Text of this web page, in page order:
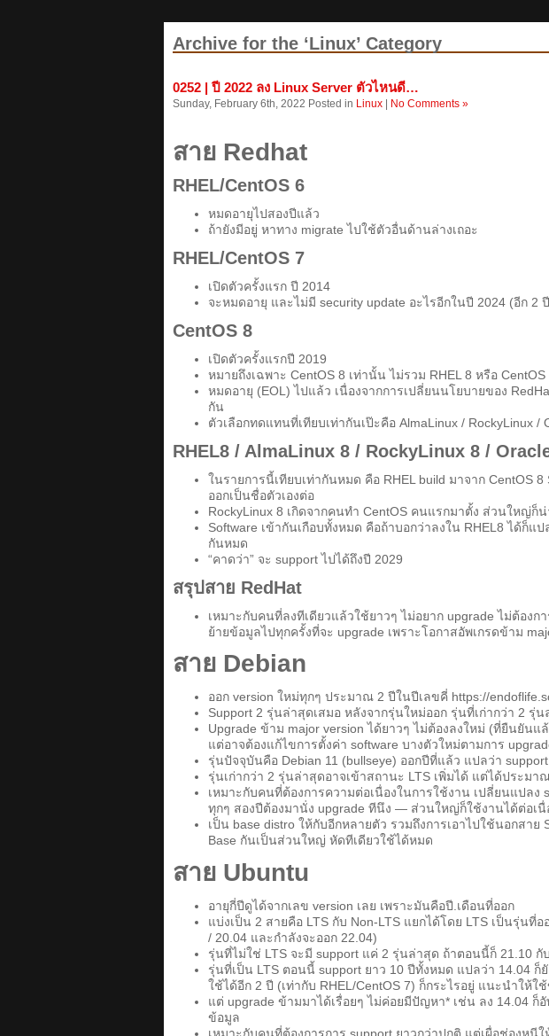
Archive for the ‘Linux’ Category
0252 | ปี 2022 ลง Linux Server ตัวไหนดี…
Sunday, February 6th, 2022 Posted in Linux | No Comments »
สาย Redhat
RHEL/CentOS 6
หมดอายุไปสองปีแล้ว
ถ้ายังมีอยู่ หาทาง migrate ไปใช้ตัวอื่นด้านล่างเถอะ
RHEL/CentOS 7
เปิดตัวครั้งแรก ปี 2014
จะหมดอายุ และไม่มี security update อะไรอีกในปี 2024 (อีก 2
CentOS 8
เปิดตัวครั้งแรกปี 2019
หมายถึงเฉพาะ CentOS 8 เท่านั้น ไม่รวม RHEL 8 หรือ CentOS
หมดอายุ (EOL) ไปแล้ว เนื่องจากการเปลี่ยนนโยบายของ
กัน
ตัวเลือกทดแทนที่เทียบเท่ากันเป๊ะคือ AlmaLinux / RockyLinux /
RHEL8 / AlmaLinux 8 / RockyLinux 8 /
ในรายการนี้เทียบเท่ากันหมด คือ RHEL build มาจาก CentOS
ออกเป็นชื่อตัวเองต่อ
RockyLinux 8 เกิดจากคนทำ CentOS คนแรกมาตั้ง ส่วนใหญ่ก็
Software เข้ากันเกือบทั้งหมด คือถ้าบอกว่าลงใน RHEL8 ได้ก็แ
กันหมด
“คาดว่า” จะ support ไปได้ถึงปี 2029
สรุปสาย RedHat
เหมาะกับคนที่ลงทีเดียวแล้วใช้ยาวๆ ไม่อยาก upgrade ไม่ต้อง
ย้ายข้อมูลไปทุกครั้งที่จะ upgrade เพราะโอกาสอัพเกรดข้าม
สาย Debian
ออก version ใหม่ทุกๆ ประมาณ 2 ปีในปีเลขคี่ https://
Support 2 รุ่นล่าสุดเสมอ หลังจากรุ่นใหม่ออก รุ่นที่เก่ากว่า 2 รุ่
Upgrade ข้าม major version ได้ยาวๆ ไม่ต้องลงใหม่ (ที่ยืนยันแ
แต่อาจต้องแก้ไขการตั้งค่า software บางตัวใหม่ตามการ
รุ่นปัจจุบันคือ Debian 11 (bullseye) ออกปีที่แล้ว แปลว่า
รุ่นเก่ากว่า 2 รุ่นล่าสุดอาจเข้าสถานะ LTS เพิ่มได้ แต่ได้ประมา
เหมาะกับคนที่ต้องการความต่อเนื่องในการใช้งาน เปลี่ยนแปลง
ทุกๆ สองปีต้องมานั่ง upgrade ทีนึง — ส่วนใหญ่ก็ใช้งานได้ต่อเนื่
เป็น base distro ให้กับอีกหลายตัว รวมถึงการเอาไปใช้นอกสาย
Base กันเป็นส่วนใหญ่ หัดทีเดียวใช้ได้หมด
สาย Ubuntu
อายุกี่ปีดูได้จากเลข version เลย เพราะมันคือปี.เดือนที่ออก
แบ่งเป็น 2 สายคือ LTS กับ Non-LTS แยกได้โดย LTS เป็นรุ่นที่
/ 20.04 และกำลังจะออก 22.04)
รุ่นที่ไม่ใช่ LTS จะมี support แค่ 2 รุ่นล่าสุด ถ้าตอนนี้ก็ 21.10 กั
รุ่นที่เป็น LTS ตอนนี้ support ยาว 10 ปีทั้งหมด แปลว่า 14.04
ใช้ได้อีก 2 ปี (เท่ากับ RHEL/CentOS 7) ก็กระไรอยู่ แนะนำให้ใ
แต่ upgrade ข้ามมาได้เรื่อยๆ ไม่ค่อยมีปัญหา* เช่น ลง 14.04 ก็
ข้อมูล
เหมาะกับคนที่ต้องการการ support ยาวกว่าปกติ แต่เผื่อช่องหนีใ